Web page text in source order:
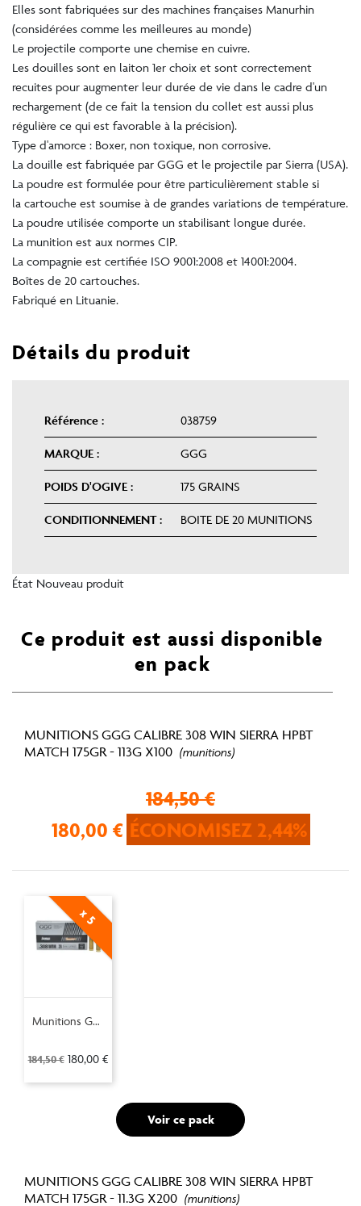
Elles sont fabriquées sur des machines françaises Manurhin
(considérées comme les meilleures au monde)
Le projectile comporte une chemise en cuivre.
Les douilles sont en laiton 1er choix et sont correctement
recuites pour augmenter leur durée de vie dans le cadre d'un
rechargement (de ce fait la tension du collet est aussi plus
régulière ce qui est favorable à la précision).
Type d'amorce : Boxer, non toxique, non corrosive.
La douille est fabriquée par GGG et le projectile par Sierra (USA).
La poudre est formulée pour être particulièrement stable si
la cartouche est soumise à de grandes variations de température.
La poudre utilisée comporte un stabilisant longue durée.
La munition est aux normes CIP.
La compagnie est certifiée ISO 9001:2008 et 14001:2004.
Boîtes de 20 cartouches.
Fabriqué en Lituanie.
Détails du produit
Référence : 038759
MARQUE : GGG
POIDS D'OGIVE : 175 GRAINS
CONDITIONNEMENT : BOITE DE 20 MUNITIONS
État Nouveau produit
Ce produit est aussi disponible
en pack
MUNITIONS GGG CALIBRE 308 WIN SIERRA HPBT
MATCH 175GR - 113G X100 (munitions)
184,50 €
180,00 € ÉCONOMISEZ 2,44%
x 5
Munitions GGG calibre 308 Win Sierra HPBT Match 175gr - 11.3g x20
184,50 € 180,00 €
Voir ce pack
MUNITIONS GGG CALIBRE 308 WIN SIERRA HPBT
MATCH 175GR - 11.3G X200 (munitions)